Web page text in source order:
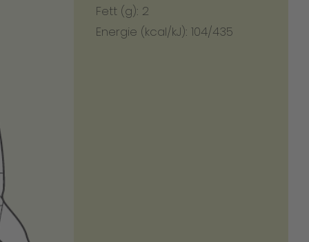
Fett (g): 2
Energie (kcal/kJ): 104/435